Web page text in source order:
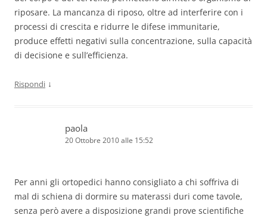
riposare. La mancanza di riposo, oltre ad interferire con i
processi di crescita e ridurre le difese immunitarie,
produce effetti negativi sulla concentrazione, sulla capacità
di decisione e sull’efficienza.
Rispondi ↓
paola
20 Ottobre 2010 alle 15:52
Per anni gli ortopedici hanno consigliato a chi soffriva di
mal di schiena di dormire su materassi duri come tavole,
senza però avere a disposizione grandi prove scientifiche